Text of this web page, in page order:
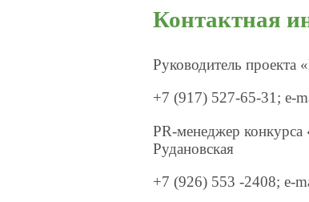
Контактная
Руководитель проекта
+7 (917) 527-65-31; e-
PR-менеджер
Рудановская
+7 (926) 553 -2408; e-